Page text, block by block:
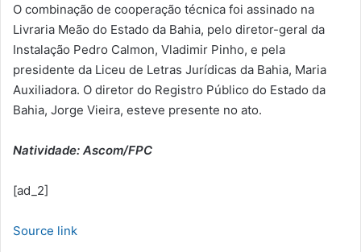
O combinação de cooperação técnica foi assinado na
Livraria Meão do Estado da Bahia, pelo diretor-geral da
Instalação Pedro Calmon, Vladimir Pinho, e pela
presidente da Liceu de Letras Jurídicas da Bahia, Maria
Auxiliadora. O diretor do Registro Público do Estado da
Bahia, Jorge Vieira, esteve presente no ato.
Natividade: Ascom/FPC
[ad_2]
Source link